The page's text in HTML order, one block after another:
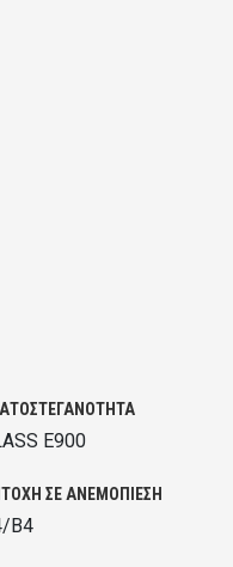
E900
ΣΕ ΑΝΕΜΟΠΙΕΣΗ
B4